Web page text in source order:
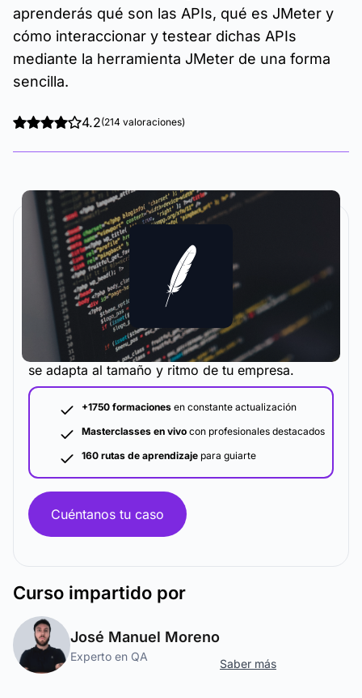
aprenderás qué son las APIs, qué es JMeter y
cómo interaccionar y testear dichas APIs
mediante la herramienta JMeter de una forma
sencilla.
4.2(214 valoraciones)
La metodología y plataforma de formación que
se adapta al tamaño y ritmo de tu empresa.
+1750 formaciones en constante actualización
Masterclasses en vivo con profesionales destacados
160 rutas de aprendizaje para guiarte
Cuéntanos tu caso
Curso impartido por
José Manuel Moreno
Experto en QA
Saber más